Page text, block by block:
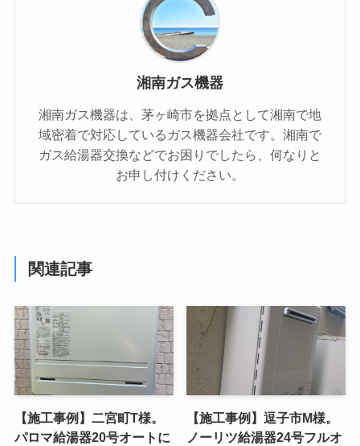
湘南ガス機器
湘南ガス機器は、茅ヶ崎市を拠点として湘南で地
域密着で対応しているガス機器会社です。湘南で
ガス給湯器交換などでお困りでしたら、何なりと
お申し付けください。
関連記事
【施工事例】二宮町T様。
パロマ給湯器20号オートに
【施工事例】逗子市M様。
ノーリツ給湯器24号フルオ